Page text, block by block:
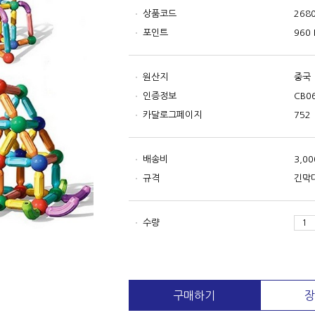
상품코드
포인트 960
원산지 중국
인증정보
카달로그페이지 752
배송비
규격 긴막
수량
구매하기